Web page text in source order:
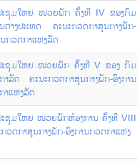
ະຊຸມໃຫຍ່ ໜ່ວຍພັກ ຄັ້ງທີ IV ຂອງກົມ
ຕ່າງປະເທດ ຄະນະກວດກາສູນກາງພັກ-
ກວດກາແຫ່ງລັດ
ະຊຸມໃຫຍ່ ໜ່ວຍພັກ ຄັ້ງທີ V ຂອງ ກົມ
າລັດ ຄະນະກວດກາສູນກາງພັກ-ອົງການ
າແຫ່ງລັດ
ະຊຸມໃຫຍ່ ໜ່ວຍພັກຫ້ອງການ ຄັ້ງທີ VIII
ວດກາສູນກາງພັກ-ອົງການກວດກາແຫ່ງ